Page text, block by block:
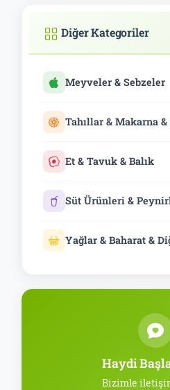
Diğer Kategoriler
Meyveler & Sebzeler
Tahıllar & Makarna
Et & Tavuk & Balık
Süt Ürünleri &
Yağlar & Baharat &
Haydi
Bizimle